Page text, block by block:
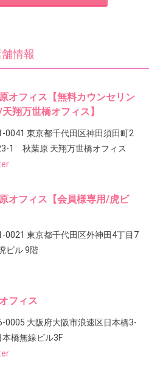
舗情報
オフィス【無料カウンセリン
翔万世橋オフィス】
0041 東京都千代田区神田須田町2
1 秋葉原 天翔万世橋オフィス
オフィス【会員様専用/虎ビ
0021 東京都千代田区外神田4丁目7
ビル 9階
フィス
0005 大阪府大阪市浪速区日本橋3-
本橋無線ビル3F